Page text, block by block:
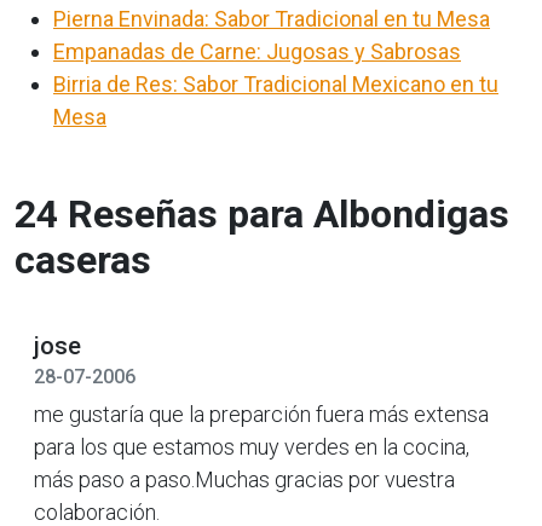
Pierna Envinada: Sabor Tradicional en tu Mesa
Empanadas de Carne: Jugosas y Sabrosas
Birria de Res: Sabor Tradicional Mexicano en tu
Mesa
24 Reseñas para Albondigas
caseras
jose
28-07-2006
me gustaría que la preparción fuera más extensa
para los que estamos muy verdes en la cocina,
más paso a paso.Muchas gracias por vuestra
colaboración.